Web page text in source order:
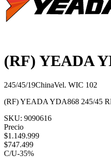
(RF) YEADA
245/45/19ChinaVel. WIC 102
(RF) YEADA YDA868 245/45
SKU: 9090616
Precio
$1.149.999
$747.499
C/U-35%